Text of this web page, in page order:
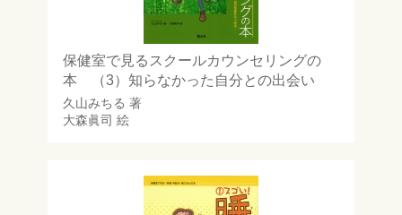
保健室で見るスクールカウンセリングの
本 （3）知らなかった自分との出会い
久山みちる 著
大森眞司 絵